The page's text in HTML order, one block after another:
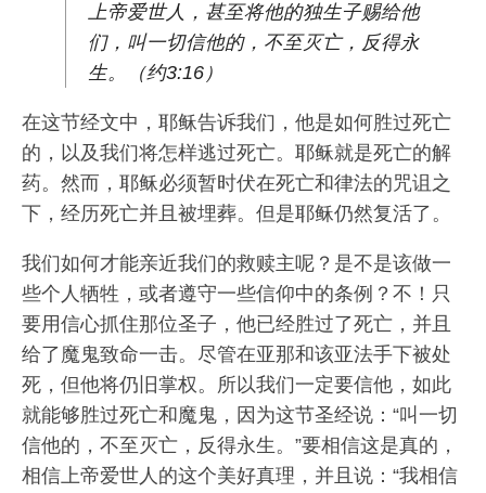
上帝爱世人，甚至将他的独生子赐给他
们，叫一切信他的，不至灭亡，反得永
生。（约3:16）
在这节经文中，耶稣告诉我们，他是如何胜过死亡
的，以及我们将怎样逃过死亡。耶稣就是死亡的解
药。然而，耶稣必须暂时伏在死亡和律法的咒诅之
下，经历死亡并且被埋葬。但是耶稣仍然复活了。
我们如何才能亲近我们的救赎主呢？是不是该做一
些个人牺牲，或者遵守一些信仰中的条例？不！只
要用信心抓住那位圣子，他已经胜过了死亡，并且
给了魔鬼致命一击。尽管在亚那和该亚法手下被处
死，但他将仍旧掌权。所以我们一定要信他，如此
就能够胜过死亡和魔鬼，因为这节圣经说：“叫一切
信他的，不至灭亡，反得永生。”要相信这是真的，
相信上帝爱世人的这个美好真理，并且说：“我相信